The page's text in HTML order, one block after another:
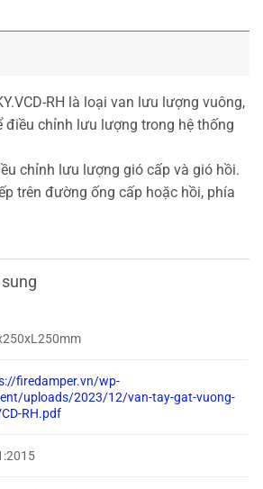
RH là loại van lưu lượng vuông,
điều chỉnh lưu lượng trong hệ thống
chỉnh lưu lượng gió cấp và gió hồi.
trên đường ống cấp hoặc hồi, phía
firedamper.vn/wp-
uploads/2023/12/van-tay-gat-vuong-
RH.pdf